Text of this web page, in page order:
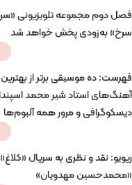
فصل دوم مجموعه تلویزیونی
سرخ» به‌زودی پخش خواهد شد
فهرست: ده موسیقی برتر از بهترین
آهنگ‌های استاد شیر محمد
دیسکوگرافی و مرور همه آلبوم‌ها
ریویو: نقد و نظری به سریال
«محمدحسین مهدویان»